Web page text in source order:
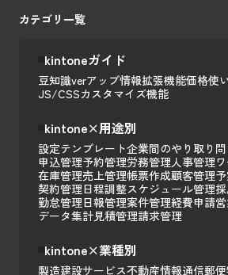
カテゴリ一覧
kintoneガイド
豆知識verアップ情報拡張機能価格使
JS/CSSカスタマイズ機能
kintone×用途別
設定テンプレート企業間のやり取り
申込管理予約管理労務管理人事管理
在庫管理売上管理帳票作成顧客管理
契約管理日程調整スケジュール管理
勤怠管理日報管理案件管理経費申請
データ集計見積管理請求管理
kintone×業種別
製造建設サービス不動産情報通信郵便